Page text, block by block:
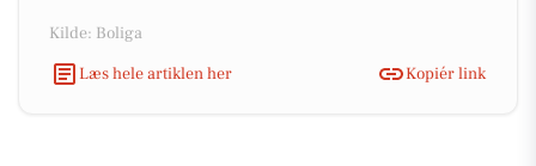
Kilde: Boliga
Læs hele artiklen her
Kopiér link